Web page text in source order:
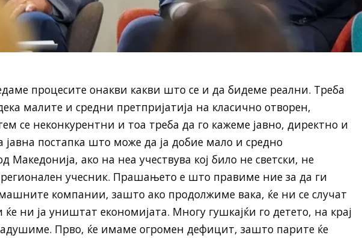
процесите онакви какви што се и да бидеме реални. Треба
малите и средни претпријатија на класично отворен,
се неконкурентни и тоа треба да го кажеме јавно, директно и
јавна постапка што може да ја добие мало и средно
Македонија, ако на неа учествува кој било не светски, не
регионален учесник. Прашањето е што правиме ние за да ги
компании, зашто ако продолжиме вака, ќе ни се случат
ни ја уништат економијата. Многу гушкајќи го детето, на крај
Прво, ќе имаме огромен дефицит, зашто парите ќе